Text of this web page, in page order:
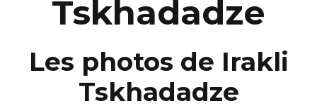
Tskhadadze
Les photos de Irakli
Tskhadadze